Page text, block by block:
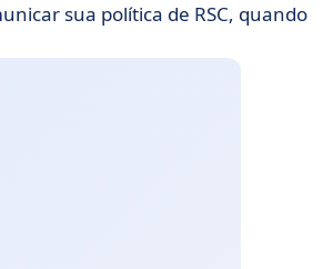
sua política de RSC, quando